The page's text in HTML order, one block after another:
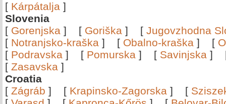
[ Kárpátalja ]
Slovenia
[ Gorenjska ] [ Goriška ] [ Jugovzhodna
[ Notranjsko-kraška ] [ Obalno-kraška ] [
[ Podravska ] [ Pomurska ] [ Savinjska ]
[ Zasavska ]
Croatia
[ Zágráb ] [ Krapinsko-Zagorska ] [